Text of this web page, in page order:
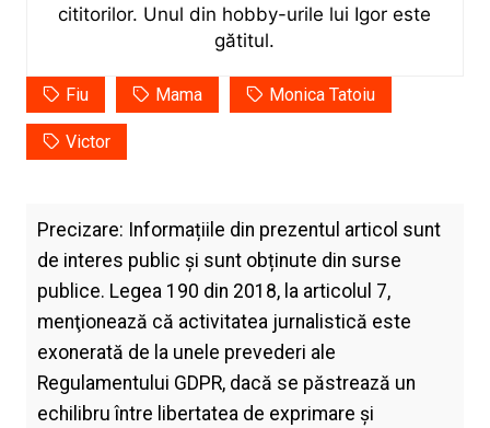
cititorilor. Unul din hobby-urile lui Igor este
gătitul.
Fiu Mama Monica Tatoiu
Victor
Precizare: Informațiile din prezentul articol sunt
de interes public și sunt obținute din surse
publice. Legea 190 din 2018, la articolul 7,
menţionează că activitatea jurnalistică este
exonerată de la unele prevederi ale
Regulamentului GDPR, dacă se păstrează un
echilibru între libertatea de exprimare şi